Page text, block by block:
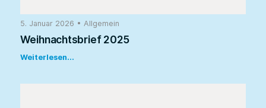
5. Januar 2026 • Allgemein
Weihnachtsbrief 2025
Weiterlesen...